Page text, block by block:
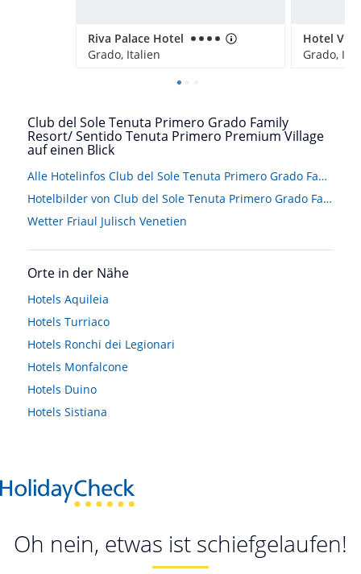
Riva Palace Hotel
Grado, Italien
Hotel
Grado,
Club del Sole Tenuta Primero Grado Family
Resort/ Sentido Tenuta Primero Premium Village
auf einen Blick
Alle Hotelinfos Club del Sole Tenuta Primero Grado Family Resort/ Sentido Tenuta Primero Premium Village
Hotelbilder von Club del Sole Tenuta Primero Grado Family Resort/ Sentido Tenuta Primero Premium Village
Wetter Friaul Julisch Venetien
Orte in der Nähe
Hotels Aquileia
Hotels Turriaco
Hotels Ronchi dei Legionari
Hotels Monfalcone
Hotels Duino
Hotels Sistiana
Oh nein, etwas ist schiefgelaufen!